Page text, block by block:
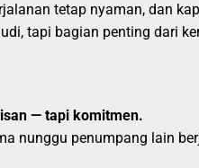
tetap nyaman, dan
tapi bagian penting dari
— tapi komitmen.
nunggu penumpang lain